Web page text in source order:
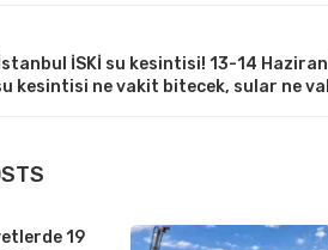
İSKİ su kesintisi! 13-14
kesintisi ne vakit bitecek, sular ne
19